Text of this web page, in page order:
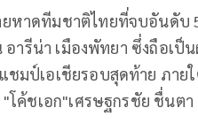
าดทีมชาติไทยที่จบอันดับ 5
อารีน่า เมืองพัทยา ซึ่งถือ
มป์เอเชียรอบสุดท้าย ภาย
โค้ชเอก"เศรษฐกรชัย ชื่น